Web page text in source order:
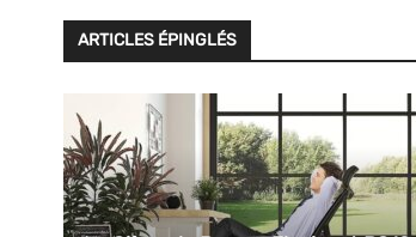
ARTICLES ÉPINGLÉS